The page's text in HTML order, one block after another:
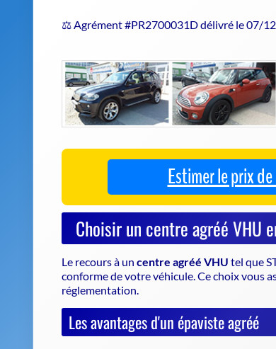
⚖️ Agrément #PR2700031D délivré le 07/
Estimer le prix
Choisir un centre agréé VHU
Le recours à un centre agréé VHU tel que
conforme de votre véhicule. Ce choix vous
réglementation.
Les avantages d'un épaviste agréé